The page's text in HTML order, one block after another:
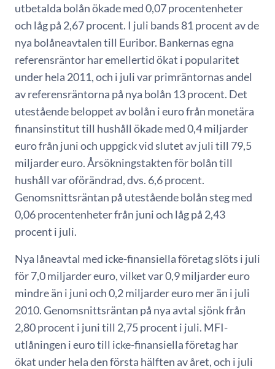
utbetalda bolån ökade med 0,07 procentenheter
och låg på 2,67 procent. I juli bands 81 procent av de
nya bolåneavtalen till Euribor. Bankernas egna
referensräntor har emellertid ökat i popularitet
under hela 2011, och i juli var primräntornas andel
av referensräntorna på nya bolån 13 procent. Det
utestående beloppet av bolån i euro från monetära
finansinstitut till hushåll ökade med 0,4 miljarder
euro från juni och uppgick vid slutet av juli till 79,5
miljarder euro. Årsökningstakten för bolån till
hushåll var oförändrad, dvs. 6,6 procent.
Genomsnittsräntan på utestående bolån steg med
0,06 procentenheter från juni och låg på 2,43
procent i juli.
Nya låneavtal med icke-finansiella företag slöts i juli
för 7,0 miljarder euro, vilket var 0,9 miljarder euro
mindre än i juni och 0,2 miljarder euro mer än i juli
2010. Genomsnittsräntan på nya avtal sjönk från
2,80 procent i juni till 2,75 procent i juli. MFI-
utlåningen i euro till icke-finansiella företag har
ökat under hela den första hälften av året, och i juli